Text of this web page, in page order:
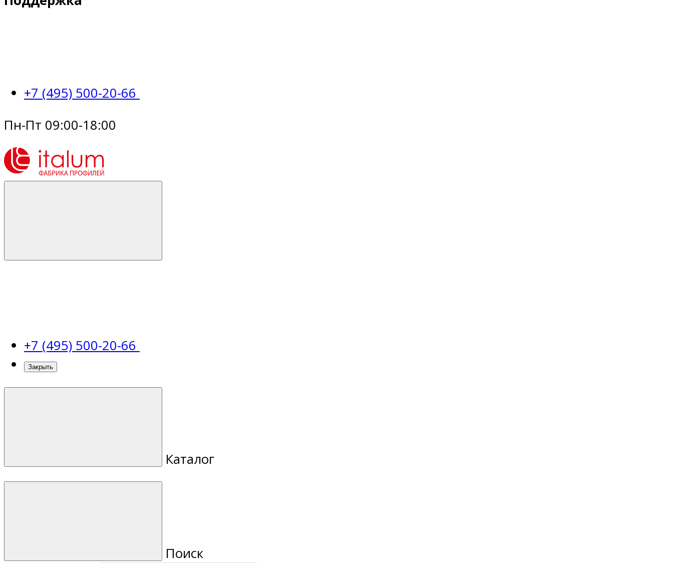
+7 (495) 500-20-66
Пн-Пт 09:00-18:00
+7 (495) 500-20-66
Закрыть
Каталог
Поиск